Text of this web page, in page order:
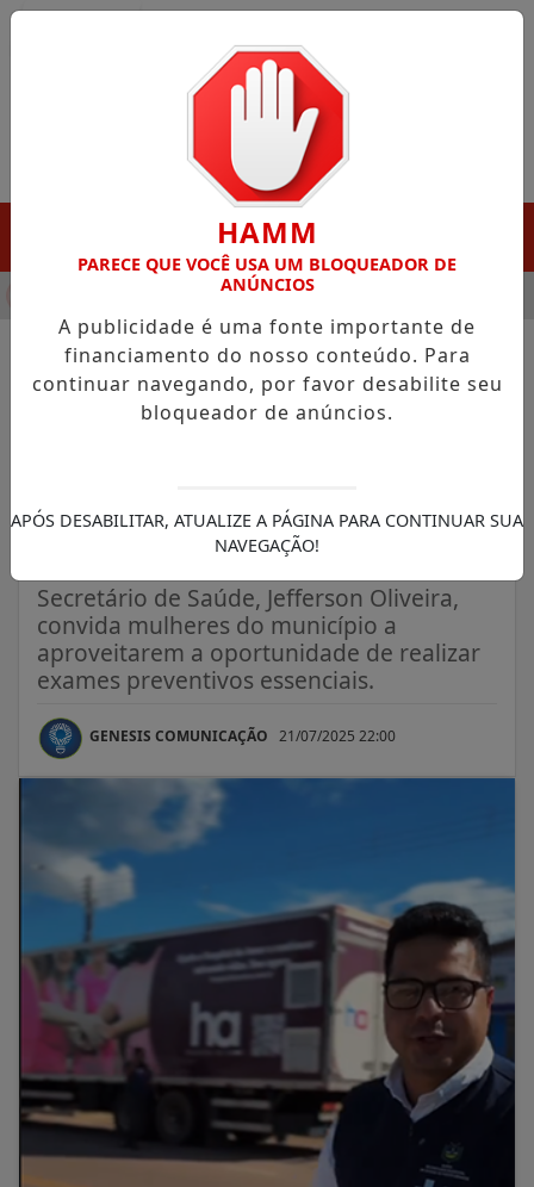
DESTAQUE EM PORTO GRANDE COM ATUAÇÃO VOLTADA
NOTÍCIAS/PORTO GRANDE
Porto Grande recebe a
gratuitos de mamografia e
Secretário de Saúde, Jefferson Oliveira,
convida mulheres do município a
aproveitarem a oportunidade de realizar
exames preventivos essenciais.
GENESIS COMUNICAÇÃO 21/07/2025 22:00
HAMM
PARECE QUE VOCÊ USA UM BLOQUEADOR DE
ANÚNCIOS
A publicidade é uma fonte importante de
financiamento do nosso conteúdo. Para
continuar navegando, por favor desabilite seu
bloqueador de anúncios.
APÓS DESABILITAR, ATUALIZE A PÁGINA PARA CONTINUAR SUA
NAVEGAÇÃO!